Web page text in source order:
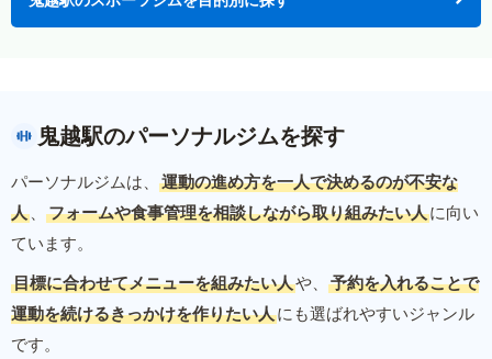
鬼越駅のパーソナルジムを探す
パーソナルジムは、
運動の進め方を一人で決めるのが不安な
人 、 フォームや食事管理を相談しながら取り組みたい人に向い
ています。
目標に合わせてメニューを組みたい人や、
予約を入れることで
運動を続けるきっかけを作りたい人にも選ばれやすいジャンル
です。